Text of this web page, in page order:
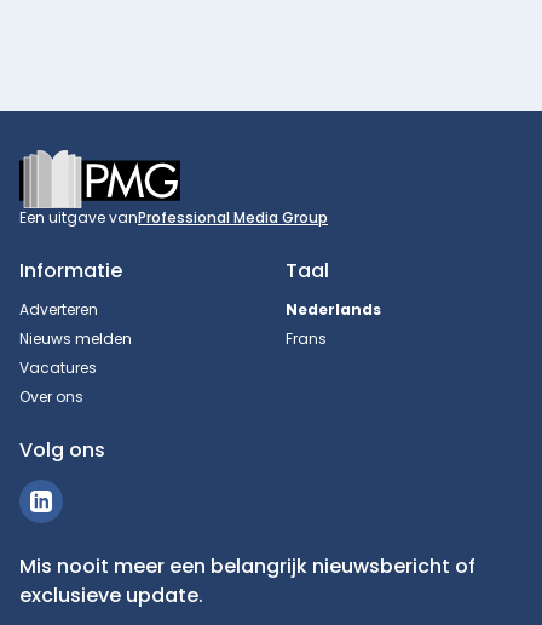
Footer
Een uitgave vanProfessional Media Group
Informatie
Adverteren
Nieuws melden
Vacatures
Over ons
Taal
Nederlands
Frans
Volg ons
Mis nooit meer een belangrijk nieuwsbericht of
exclusieve update.